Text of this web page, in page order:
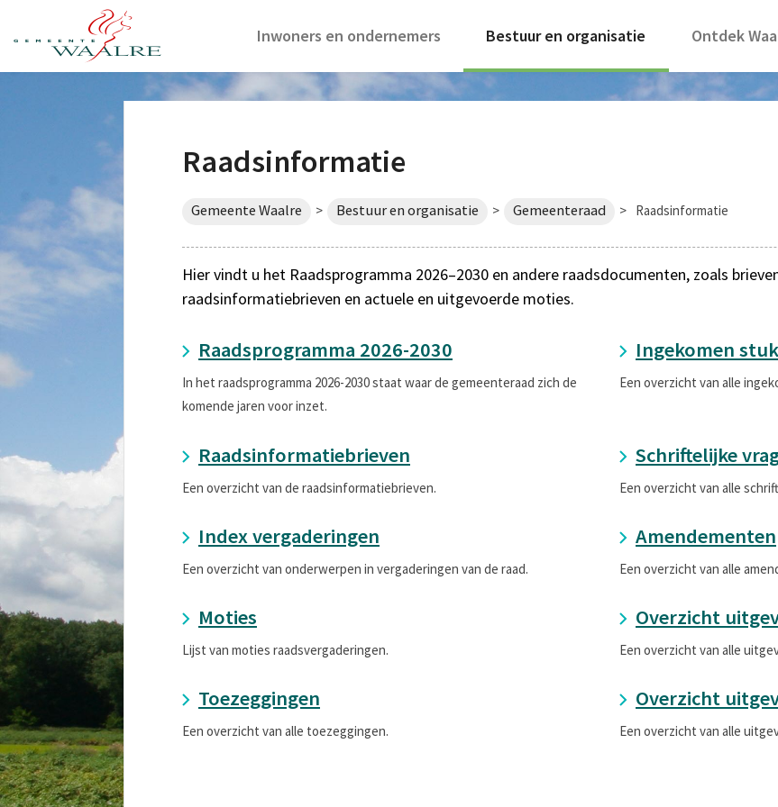
Inwoners en ondernemers Bestuur en organisatie Ontdek
Raadsinformatie
Gemeente Waalre > Bestuur en organisatie > Gemeenteraad > Raadsinformatie
Hier vindt u het Raadsprogramma 2026–2030 en andere raadsdocumenten, zoals
raadsinformatiebrieven en actuele en uitgevoerde moties.
Raadsprogramma 2026-2030
In het raadsprogramma 2026-2030 staat waar de gemeenteraad zich de
komende jaren voor inzet.
Ingekomen
Een overzicht van alle
Raadsinformatiebrieven
Een overzicht van de raadsinformatiebrieven.
Schriftelijke
Een overzicht van alle
Index vergaderingen
Een overzicht van onderwerpen in vergaderingen van de raad.
Amendementen
Een overzicht van alle
Moties
Lijst van moties raadsvergaderingen.
Overzicht
Een overzicht van alle
Toezeggingen
Een overzicht van alle toezeggingen.
Overzicht
Een overzicht van alle